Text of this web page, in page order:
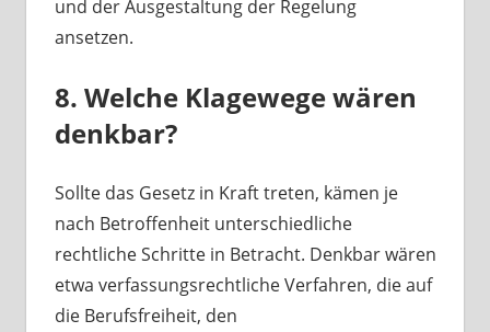
und der Ausgestaltung der Regelung
ansetzen.
8. Welche Klagewege wären
denkbar?
Sollte das Gesetz in Kraft treten, kämen je
nach Betroffenheit unterschiedliche
rechtliche Schritte in Betracht. Denkbar wären
etwa verfassungsrechtliche Verfahren, die auf
die Berufsfreiheit, den